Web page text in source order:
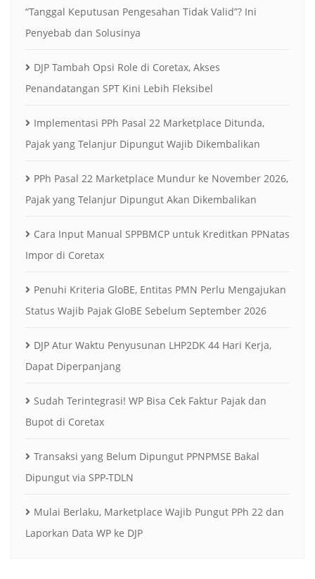
“Tanggal Keputusan Pengesahan Tidak Valid”? Ini
Penyebab dan Solusinya
DJP Tambah Opsi Role di Coretax, Akses
Penandatangan SPT Kini Lebih Fleksibel
Implementasi PPh Pasal 22 Marketplace Ditunda,
Pajak yang Telanjur Dipungut Wajib Dikembalikan
PPh Pasal 22 Marketplace Mundur ke November 2026,
Pajak yang Telanjur Dipungut Akan Dikembalikan
Cara Input Manual SPPBMCP untuk Kreditkan PPNatas
Impor di Coretax
Penuhi Kriteria GloBE, Entitas PMN Perlu Mengajukan
Status Wajib Pajak GloBE Sebelum September 2026
DJP Atur Waktu Penyusunan LHP2DK 44 Hari Kerja,
Dapat Diperpanjang
Sudah Terintegrasi! WP Bisa Cek Faktur Pajak dan
Bupot di Coretax
Transaksi yang Belum Dipungut PPNPMSE Bakal
Dipungut via SPP-TDLN
Mulai Berlaku, Marketplace Wajib Pungut PPh 22 dan
Laporkan Data WP ke DJP